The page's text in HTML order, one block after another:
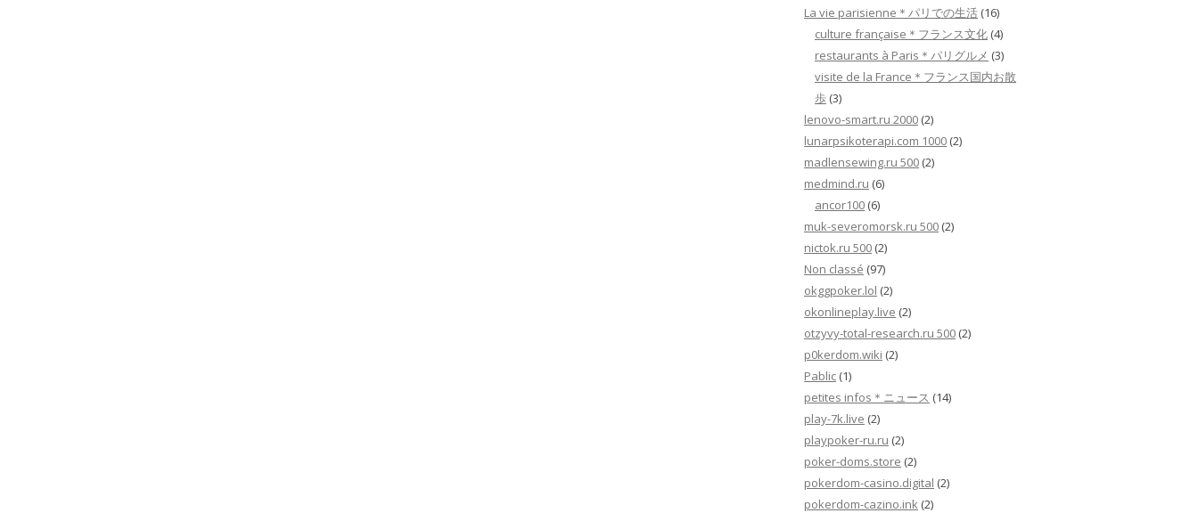
La vie parisienne＊パリでの生活 (16)
culture française＊フランス文化 (4)
restaurants à Paris＊パリグルメ (3)
visite de la France＊フランス国内お散
歩 (3)
lenovo-smart.ru 2000 (2)
lunarpsikoterapi.com 1000 (2)
madlensewing.ru 500 (2)
medmind.ru (6)
ancor100 (6)
muk-severomorsk.ru 500 (2)
nictok.ru 500 (2)
Non classé (97)
okggpoker.lol (2)
okonlineplay.live (2)
otzyvy-total-research.ru 500 (2)
p0kerdom.wiki (2)
Pablic (1)
petites infos＊ニュース (14)
play-7k.live (2)
playpoker-ru.ru (2)
poker-doms.store (2)
pokerdom-casino.digital (2)
pokerdom-cazino.ink (2)